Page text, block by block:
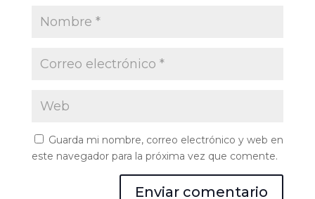
Guarda mi nombre, correo electrónico y web en
este navegador para la próxima vez que comente.